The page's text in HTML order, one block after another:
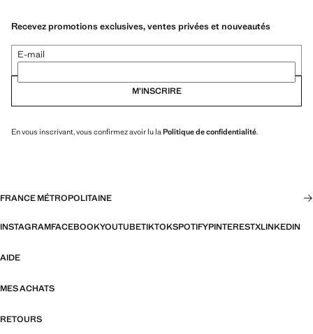
Recevez promotions exclusives, ventes privées et nouveautés
E-mail
M’INSCRIRE
En vous inscrivant, vous confirmez avoir lu la Politique de confidentialité.
FRANCE MÉTROPOLITAINE
INSTAGRAMFACEBOOKYOUTUBETIKTOKSPOTIFYPINTERESTXLINKEDIN
AIDE
MES ACHATS
RETOURS